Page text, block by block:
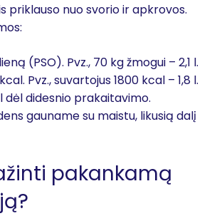
priklauso nuo svorio ir apkrovos.
(PSO). Pvz., 70 kg žmogui – 2,1 l.
Pvz., suvartojus 1800 kcal – 1,8 l.
dėl didesnio prakaitavimo.
gauname su maistu, likusią dalį
pakankamą